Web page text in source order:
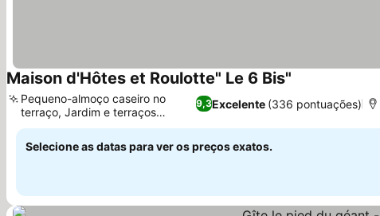
Maison d'Hôtes et Roulotte" Le 6 Bis"
9,3Excelente (336 pontuações)
Pequeno-almoço caseiro no
terraço, Jardim e terraços
tranquilos
Selecione as datas para ver os preços exatos.